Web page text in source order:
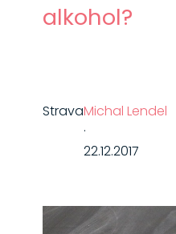
alkohol?
StravaMichal Lendel
·
22.12.2017